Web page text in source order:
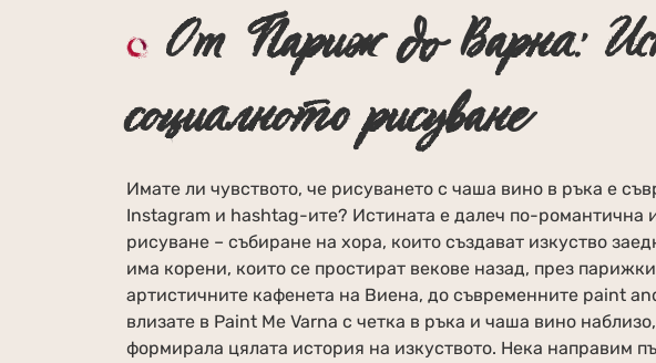
От Париж до Варна:
социалното рисуване
Имате ли чувството, че рисуването с чаша вино в ръка е
Instagram и hashtag-ите? Истината е далеч по-романтична
рисуване – събиране на хора, които създават изкуство
има корени, които се простират векове назад, през
артистичните кафенета на Виена, до съвременните paint
влизате в Paint Me Varna с четка в ръка и чаша вино
формирала цялата история на изкуството. Нека направим